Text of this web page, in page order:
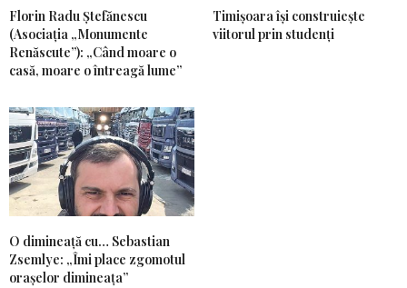
Florin Radu Ștefănescu
(Asociația „Monumente
Renăscute”): „Când moare o
casă, moare o întreagă lume”
Timișoara își construiește
viitorul prin studenți
O dimineață cu… Sebastian
Zsemlye: „Îmi place zgomotul
orașelor dimineața”